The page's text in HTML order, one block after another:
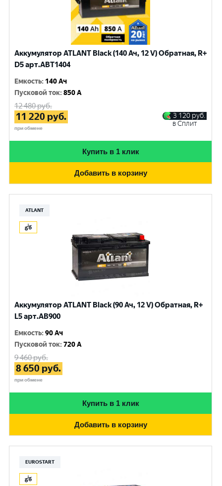
Аккумулятор ATLANT Black (140 Ач, 12 V) Обратная, R+
D5 арт.ABT1404
Емкость: 140 Ач
Пусковой ток:850 A
12 480руб.
11 220 руб.
при обмене
3 120 руб.
в Сплит
Купить в 1 клик
Добавить в корзину
ATLANT
Аккумулятор ATLANT Black (90 Ач, 12 V) Обратная, R+
L5 арт.AB900
Емкость:90 Ач
Пусковой ток:720 A
9 460руб.
8 650 руб.
при обмене
Купить в 1 клик
Добавить в корзину
EUROSTART